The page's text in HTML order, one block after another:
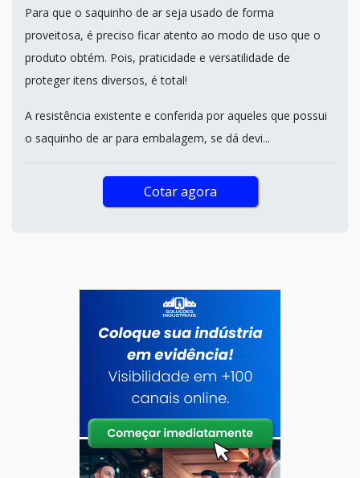
Para que o saquinho de ar seja usado de forma
proveitosa, é preciso ficar atento ao modo de uso que o
produto obtém. Pois, praticidade e versatilidade de
proteger itens diversos, é total!
A resistência existente e conferida por aqueles que possui
o saquinho de ar para embalagem, se dá devi...
Cotar agora